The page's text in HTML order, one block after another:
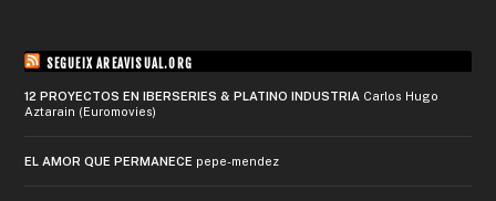
SEGUEIX AREAVISUAL.ORG
12 PROYECTOS EN IBERSERIES & PLATINO INDUSTRIA Carlos Hugo
Aztarain (Euromovies)
EL AMOR QUE PERMANECE pepe-mendez